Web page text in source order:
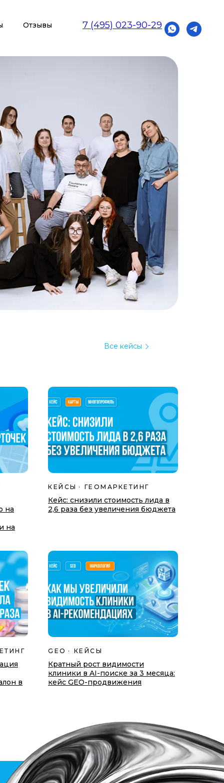
Отзывы 7 (495) 023-90-29
Все кейсы
на
на
КЕЙСЫ ГЕОМАРКЕТИНГ
Кейс: снизили стоимость лида в
2,6 раза без увеличения бюджета
в
GEO КЕЙСЫ
Кратный рост видимости
клиники в AI-поиске за 3 месяца:
кейс GEO-продвижения